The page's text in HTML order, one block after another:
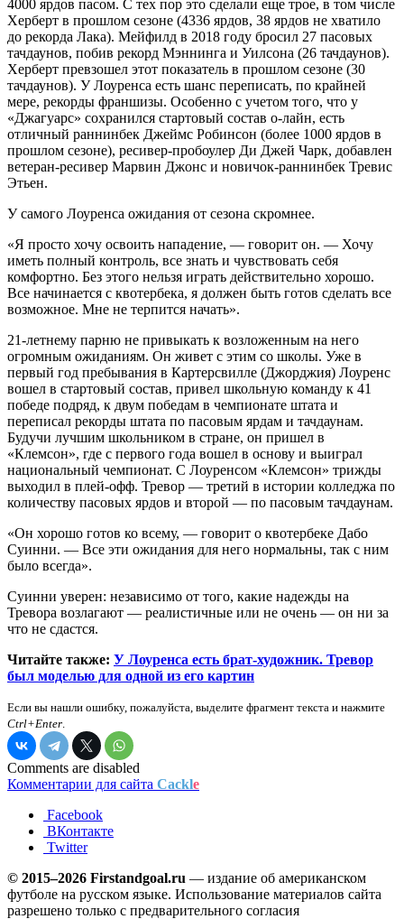
4000 ярдов пасом. С тех пор это сделали еще трое, в том числе
Херберт в прошлом сезоне (4336 ярдов, 38 ярдов не хватило
до рекорда Лака). Мейфилд в 2018 году бросил 27 пасовых
тачдаунов, побив рекорд Мэннинга и Уилсона (26 тачдаунов).
Херберт превзошел этот показатель в прошлом сезоне (30
тачдаунов). У Лоуренса есть шанс переписать, по крайней
мере, рекорды франшизы. Особенно с учетом того, что у
«Джагуарс» сохранился стартовый состав о-лайн, есть
отличный раннинбек Джеймс Робинсон (более 1000 ярдов в
прошлом сезоне), ресивер-пробоулер Ди Джей Чарк, добавлен
ветеран-ресивер Марвин Джонс и новичок-раннинбек Тревис
Этьен.
У самого Лоуренса ожидания от сезона скромнее.
«Я просто хочу освоить нападение, — говорит он. — Хочу
иметь полный контроль, все знать и чувствовать себя
комфортно. Без этого нельзя играть действительно хорошо.
Все начинается с квотербека, я должен быть готов сделать все
возможное. Мне не терпится начать».
21-летнему парню не привыкать к возложенным на него
огромным ожиданиям. Он живет с этим со школы. Уже в
первый год пребывания в Картерсвилле (Джорджия) Лоуренс
вошел в стартовый состав, привел школьную команду к 41
победе подряд, к двум победам в чемпионате штата и
переписал рекорды штата по пасовым ярдам и тачдаунам.
Будучи лучшим школьником в стране, он пришел в
«Клемсон», где с первого года вошел в основу и выиграл
национальный чемпионат. С Лоуренсом «Клемсон» трижды
выходил в плей-офф. Тревор — третий в истории колледжа по
количеству пасовых ярдов и второй — по пасовым тачдаунам.
«Он хорошо готов ко всему, — говорит о квотербеке Дабо
Суинни. — Все эти ожидания для него нормальны, так с ним
было всегда».
Суинни уверен: независимо от того, какие надежды на
Тревора возлагают — реалистичные или не очень — он ни за
что не сдастся.
Читайте также: У Лоуренса есть брат-художник. Тревор
был моделью для одной из его картин
Если вы нашли ошибку, пожалуйста, выделите фрагмент текста и нажмите
Ctrl+Enter
Comments are disabled
Комментарии для сайта Cackle
Facebook
ВКонтакте
Twitter
© 2015–2026 Firstandgoal.ru — издание об американском
футболе на русском языке. Использование материалов cайта
разрешено только с предварительного согласия